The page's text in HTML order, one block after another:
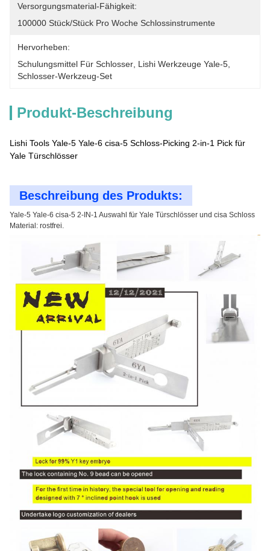
Versorgungsmaterial-Fähigkeit:
100000 Stück/Stück Pro Woche Schlossinstrumente
Hervorheben:
Schulungsmittel Für Schlosser Lishi Werkzeuge Yale-5
Schlosser-Werkzeug-Set
Produkt-Beschreibung
Lishi Tools Yale-5 Yale-6 cisa-5 Schloss-Picking 2-in-1 Pick für
Yale Türschlösser
Beschreibung des Produkts:
Yale-5 Yale-6 cisa-5 2-IN-1 Auswahl für Yale Türschlösser und cisa Schloss
Material: rostfrei.